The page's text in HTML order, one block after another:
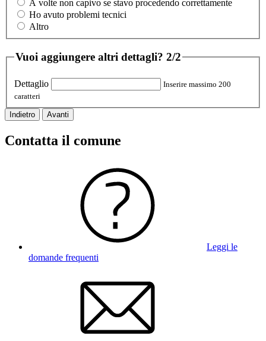
A volte non capivo se stavo procedendo correttamente
Ho avuto problemi tecnici
Altro
Vuoi aggiungere altri dettagli? 2/2
Dettaglio
Inserire massimo 200
caratteri
Indietro Avanti
Contatta il comune
Leggi le
domande frequenti